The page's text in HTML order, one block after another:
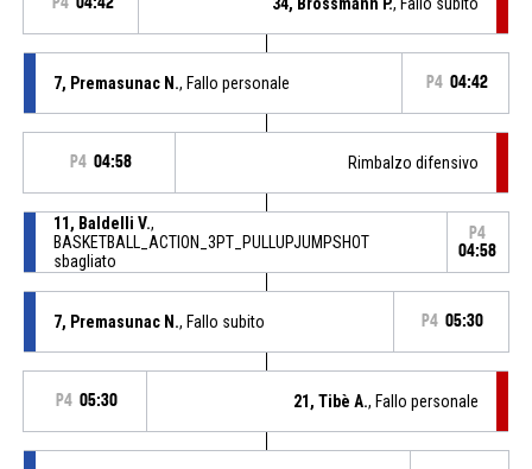
7, Premasunac N., Fallo personale P4 04:42
P4 04:58 Rimbalzo difensivo
11, Baldelli V.,
BASKETBALL_ACTION_3PT_PULLUPJUMPSHOT
sbagliato
P4
04:58
7, Premasunac N., Fallo subito P4 05:30
P4 05:30 21, Tibè A., Fallo personale